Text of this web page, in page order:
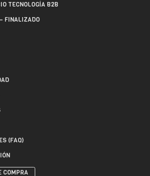
TECNOLOGÍA B2B
FINALIZADO
(FAQ)
COMPRA